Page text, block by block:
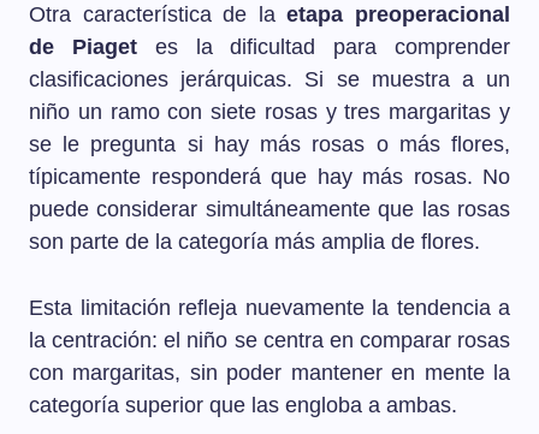
Otra característica de laetapa preoperacional
de Piagetes la dificultad para comprender
clasificaciones jerárquicas. Si se muestra a un
niño un ramo con siete rosas y tres margaritas y
se le pregunta si hay más rosas o más flores,
típicamente responderá que hay más rosas. No
puede considerar simultáneamente que las rosas
son parte de la categoría más amplia de flores.
Esta limitación refleja nuevamente la tendencia a
la centración: el niño se centra en comparar rosas
con margaritas, sin poder mantener en mente la
categoría superior que las engloba a ambas.